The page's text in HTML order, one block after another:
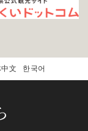
文 한국어